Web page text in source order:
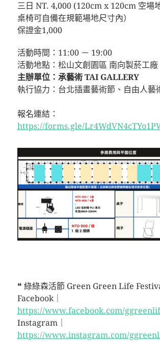
三日 NT. 4,000 (120cm x 120cm 空場
桌椅可自備在規範場地尺寸內）
保證金1,000
活動時間：11:00 － 19:00
活動地點：松山文創園區 南向製菸工廠
主辦單位：承藝術 TAI GALLERY
執行協力：台北插畫藝術節、自由人藝
報名連結：
https://forms.gle/
❝ 綠綠森活節 Green Green Life
Facebook｜
https://www.facebook.com/
Instagram｜
https://www.instagram.com/